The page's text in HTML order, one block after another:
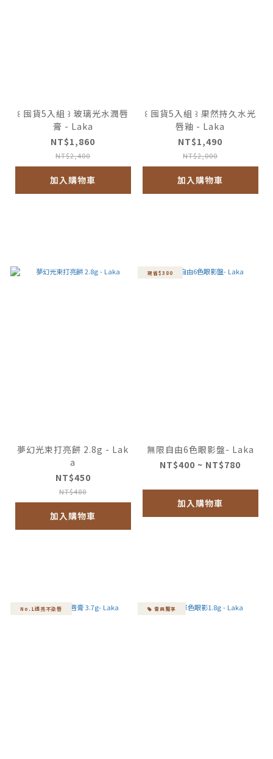
꒰ 囤貨5入組 ꒱ 玻璃光水潤唇
膏 - Laka
NT$1,860
NT$2,400
加入購物車
꒰ 囤貨5入組 ꒱ 果然持久水光
唇釉 - Laka
NT$1,490
NT$2,000
加入購物車
夢幻光束打亮餅 2.8g - Lak
a
NT$450
NT$480
加入購物車
現省$380
無限自由6色眼影盤- Laka
NT$400 ~ NT$780
加入購物車
No.1透亮不染唇 會員獨享